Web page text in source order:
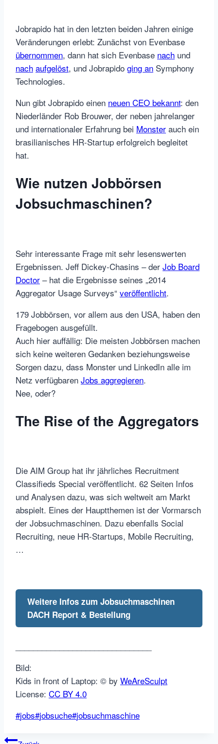
Jobrapido hat in den letzten beiden Jahren einige
Veränderungen erlebt: Zunächst von Evenbase
übernommen, dann hat sich Evenbase nach und
nach aufgelöst, und Jobrapido ging an Symphony
Technologies.
Nun gibt Jobrapido einen neuen CEO bekannt: den
Niederländer Rob Brouwer, der neben jahrelanger
und internationaler Erfahrung bei Monster auch ein
brasilianisches HR-Startup erfolgreich begleitet
hat.
Wie nutzen Jobbörsen
Jobsuchmaschinen?
Sehr interessante Frage mit sehr lesenswerten
Ergebnissen. Jeff Dickey-Chasins – der Job Board
Doctor – hat die Ergebnisse seines „2014
Aggregator Usage Surveys“ veröffentlicht.
179 Jobbörsen, vor allem aus den USA, haben den
Fragebogen ausgefüllt.
Auch hier auffällig: Die meisten Jobbörsen machen
sich keine weiteren Gedanken beziehungsweise
Sorgen dazu, dass Monster und LinkedIn alle im
Netz verfügbaren Jobs aggregieren.
Nee, oder?
The Rise of the Aggregators
Die AIM Group hat ihr jährliches Recruitment
Classifieds Special veröffentlicht. 62 Seiten Infos
und Analysen dazu, was sich weltweit am Markt
abspielt. Eines der Hauptthemen ist der Vormarsch
der Jobsuchmaschinen. Dazu ebenfalls Social
Recruiting, neue HR-Startups, Mobile Recruiting,
…
Weitere Infos zum Jobsuchmaschinen
DACH Report & Bestellung
Bild:
Kids in front of Laptop: © by WeAreSculpt
License: CC BY 4.0
Schlagworte:
#jobs#jobsuche#jobsuchmaschine